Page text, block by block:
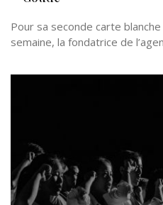
Pour sa seconde carte
semaine, la fondatrice de